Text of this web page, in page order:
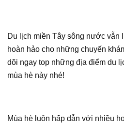
Du lịch miền Tây sông nước vẫn
hoàn hảo cho những chuyến
dõi ngay top những địa điểm du
mùa hè này nhé!
Mùa hè luôn hấp dẫn với nhiều